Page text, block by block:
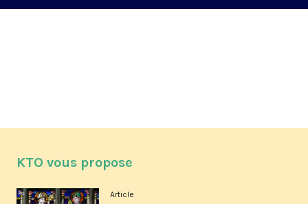
KTO vous propose
Article